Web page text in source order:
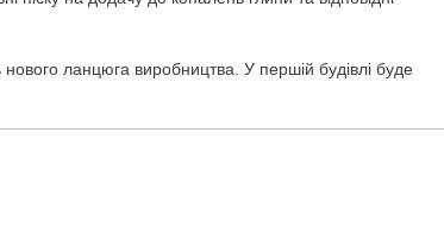
нового ланцюга виробництва. У першій будівлі буде